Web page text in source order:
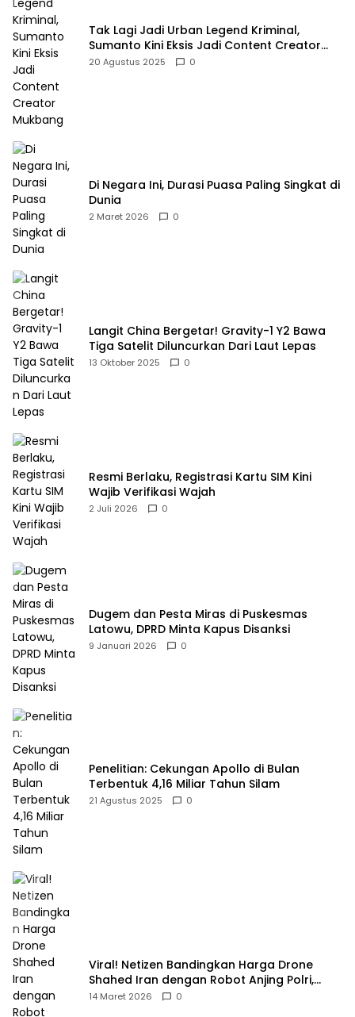
Tak Lagi Jadi Urban Legend Kriminal,
Sumanto Kini Eksis Jadi Content Creator
Mukbang
20 Agustus 2025 0
Di Negara Ini, Durasi Puasa Paling Singkat di
Dunia
2 Maret 2026 0
Langit China Bergetar! Gravity-1 Y2 Bawa
Tiga Satelit Diluncurkan Dari Laut Lepas
13 Oktober 2025 0
Resmi Berlaku, Registrasi Kartu SIM Kini
Wajib Verifikasi Wajah
2 Juli 2026 0
Dugem dan Pesta Miras di Puskesmas
Latowu, DPRD Minta Kapus Disanksi
9 Januari 2026 0
Penelitian: Cekungan Apollo di Bulan
Terbentuk 4,16 Miliar Tahun Silam
21 Agustus 2025 0
Viral! Netizen Bandingkan Harga Drone
Shahed Iran dengan Robot Anjing Polri,
Selisihnya Capai 5 Kali Lipat
14 Maret 2026 0